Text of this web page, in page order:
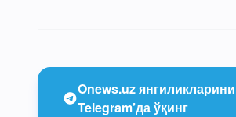
Onews.uz янгиликларини
Telegram’да ўқинг